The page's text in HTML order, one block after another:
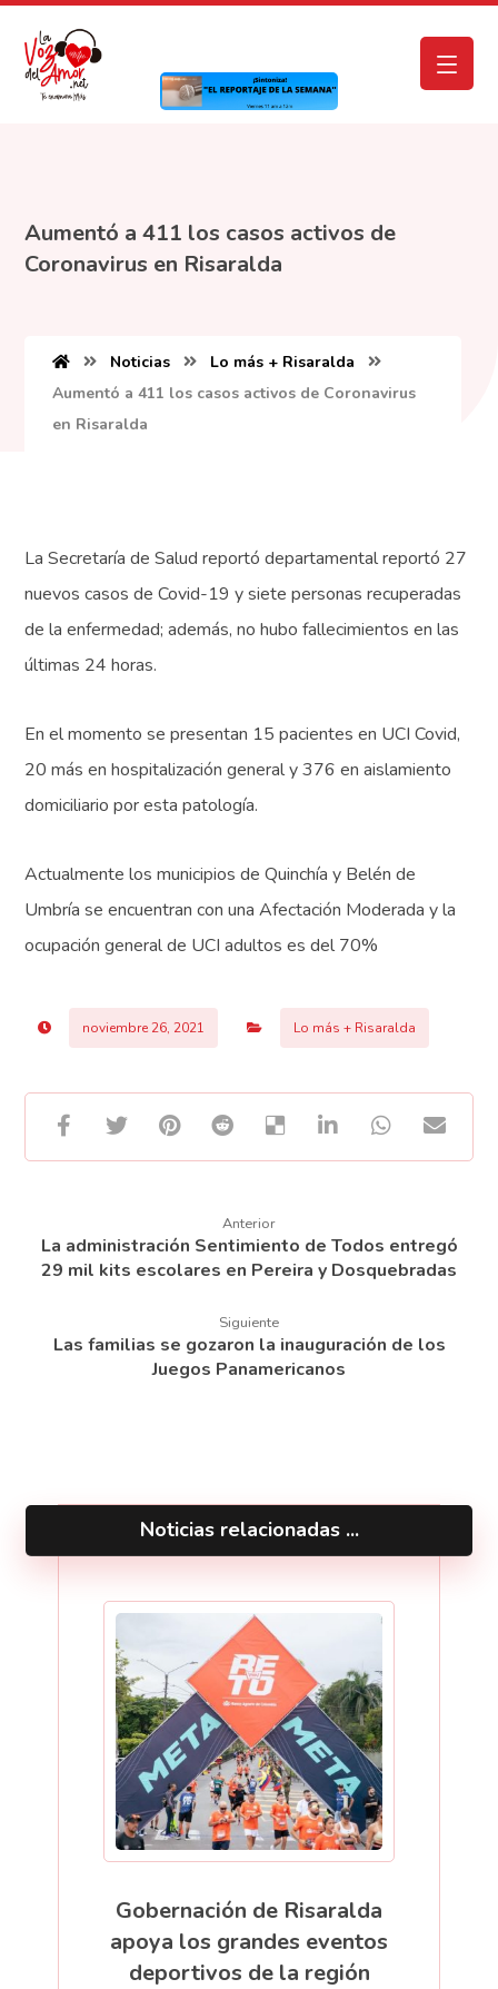
Aumentó a 411 los casos activos de
Coronavirus en Risaralda
Noticias
Lo más + Risaralda
Aumentó a 411 los casos activos de Coronavirus
en Risaralda
La Secretaría de Salud reportó departamental reportó 27
nuevos casos de Covid-19 y siete personas recuperadas
de la enfermedad; además, no hubo fallecimientos en las
últimas 24 horas.
En el momento se presentan 15 pacientes en UCI Covid,
20 más en hospitalización general y 376 en aislamiento
domiciliario por esta patología.
Actualmente los municipios de Quinchía y Belén de
Umbría se encuentran con una Afectación Moderada y la
ocupación general de UCI adultos es del 70%
noviembre 26, 2021 Lo más + Risaralda
Anterior
La administración Sentimiento de Todos entregó
29 mil kits escolares en Pereira y Dosquebradas
Siguiente
Las familias se gozaron la inauguración de los
Juegos Panamericanos
Noticias relacionadas ...
Gobernación de Risaralda
apoya los grandes eventos
deportivos de la región